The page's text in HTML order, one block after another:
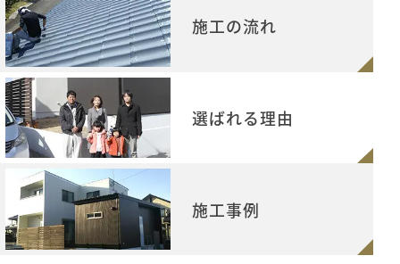
施工の流れ
選ばれる理由
施工事例